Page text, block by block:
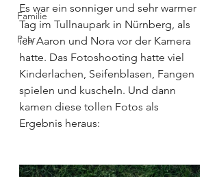
Familie
Paar
Es war ein sonniger und sehr warmer
Tag im Tullnaupark in Nürnberg, als
ich Aaron und Nora vor der Kamera
hatte. Das Fotoshooting hatte viel
Kinderlachen, Seifenblasen, Fangen
spielen und kuscheln. Und dann
kamen diese tollen Fotos als
Ergebnis heraus: